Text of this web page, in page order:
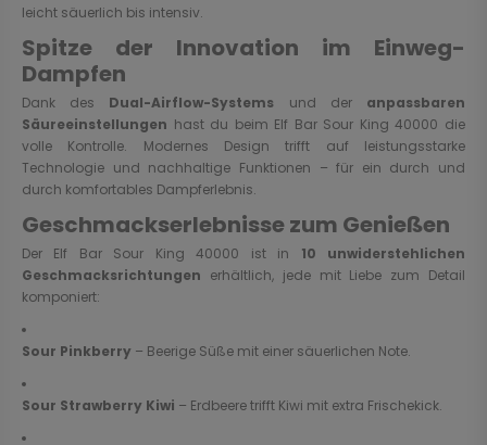
leicht säuerlich bis intensiv.
Spitze der Innovation im Einweg-
Dampfen
Dank des Dual-Airflow-Systems und der anpassbaren
Säureeinstellungen hast du beim Elf Bar Sour King 40000 die
volle Kontrolle. Modernes Design trifft auf leistungsstarke
Technologie und nachhaltige Funktionen – für ein durch und
durch komfortables Dampferlebnis.
Geschmackserlebnisse zum Genießen
Der Elf Bar Sour King 40000 ist in 10 unwiderstehlichen
Geschmacksrichtungen erhältlich, jede mit Liebe zum Detail
komponiert:
Sour Pinkberry – Beerige Süße mit einer säuerlichen Note.
Sour Strawberry Kiwi – Erdbeere trifft Kiwi mit extra Frischekick.